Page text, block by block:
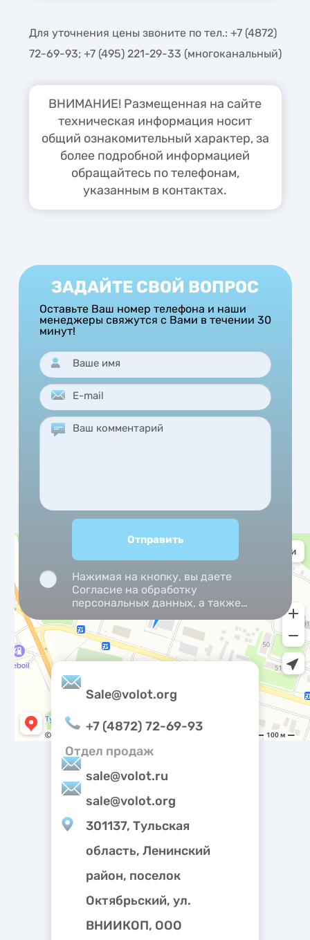
Для уточнения цены звоните по тел.: +7 (4872)
72-69-93; +7 (495) 221-29-33 (многоканальный)
ВНИМАНИЕ! Размещенная на сайте
техническая информация носит
общий ознакомительный характер, за
более подробной информацией
обращайтесь по телефонам,
указанным в контактах.
ЗАДАЙТЕ СВОЙ ВОПРОС
Оставьте Ваш номер телефона и наши
менеджеры свяжутся с Вами в течении 30
минут!
Нажимая на кнопку, вы даете
Согласие на обработку
персональных данных, а также
персональных данных
метрическими программами.
Sale@volot.org
+7 (4872) 72-69-93
Отдел продаж
sale@volot.ru
sale@volot.org
301137, Тульская
область, Ленинский
район, поселок
Октябрьский, ул.
ВНИИКОП, ООО